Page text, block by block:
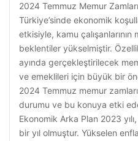
2024 Temmuz Memur
Türkiye’sinde ekonomik
etkisiyle, kamu çalışanlarının
beklentiler yükselmiştir.
ayında gerçekleştirilecek
ve emeklileri için büyük bir
2024 Temmuz memur
durumu ve bu konuya etki
Ekonomik Arka Plan 2023
bir yıl olmuştur. Yükselen